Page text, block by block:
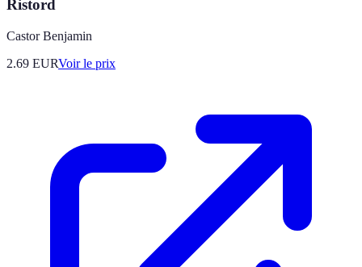
Ristord
Castor Benjamin
2.69 EURVoir le prix